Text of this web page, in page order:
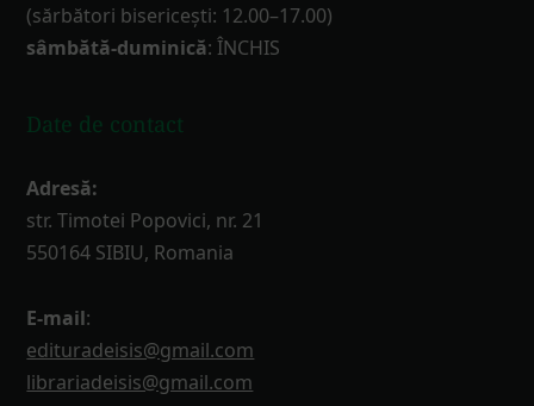
(sărbători bisericești: 12.00–17.00)
sâmbătă-duminică: ÎNCHIS
Date de contact
Adresă:
str. Timotei Popovici, nr. 21
550164 SIBIU, Romania
E-mail:
edituradeisis@gmail.com
librariadeisis@gmail.com